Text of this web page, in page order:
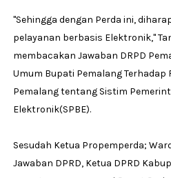
''Sehingga dengan Perda ini,
pelayanan berbasis Elektronik,''
membacakan Jawaban DRPD
Umum Bupati Pemalang Terhadap
Pemalang tentang Sistim
Elektronik(SPBE).
Sesudah Ketua Propemperda;
Jawaban DPRD, Ketua DPRD